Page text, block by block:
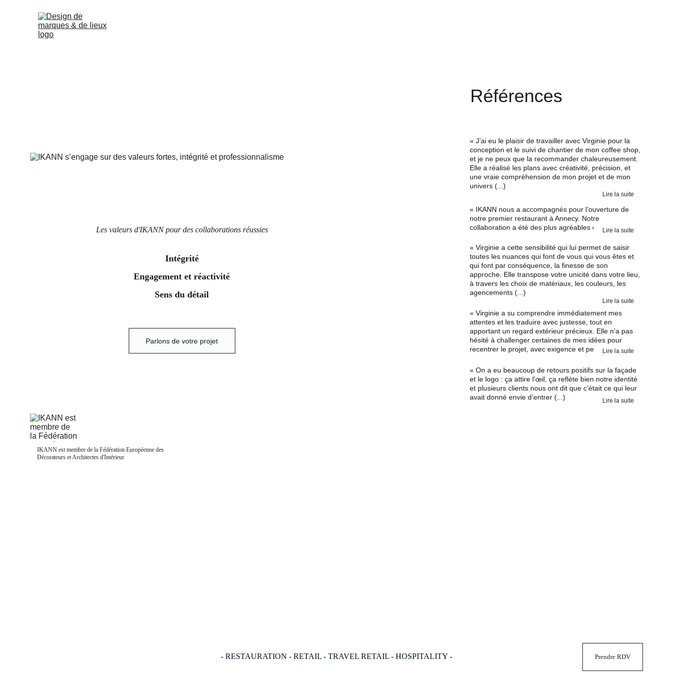
Références
Les valeurs d'IKANN pour des collaborations réussies
Intégrité
Engagement et réactivité
Sens du détail
Parlons de votre projet
IKANN est membre de la Fédération Européenne des
Décorateurs et Architectes d'Intérieur
« IKANN nous a accompagnés pour l’ouverture de
notre premier restaurant à Annecy. Notre
collaboration a été des plus agréables et efficaces (...)
« J’ai eu le plaisir de travailler avec Virginie pour la
conception et le suivi de chantier de mon coffee shop,
et je ne peux que la recommander chaleureusement.
Elle a réalisé les plans avec créativité, précision, et
une vraie compréhension de mon projet et de mon
univers (...)
« Virginie a cette sensibilité qui lui permet de saisir
toutes les nuances qui font de vous qui vous êtes et
qui font par conséquence, la finesse de son
approche. Elle transpose votre unicité dans votre lieu,
à travers les choix de matériaux, les couleurs, les
agencements (...)
Lire la suite
« Virginie a su comprendre immédiatement mes
attentes et les traduire avec justesse, tout en
apportant un regard extérieur précieux. Elle n’a pas
hésité à challenger certaines de mes idées pour
recentrer le projet, avec exigence et pertinence (...)
« On a eu beaucoup de retours positifs sur la façade
et le logo : ça attire l’œil, ça reflète bien notre identité
et plusieurs clients nous ont dit que c’était ce qui leur
avait donné envie d’entrer (...)
Lire la suite
Lire la suite
Lire la suite
Lire la suite
- RESTAURATION - RETAIL - TRAVEL RETAIL - HOSPITALITY - Prendre RDV